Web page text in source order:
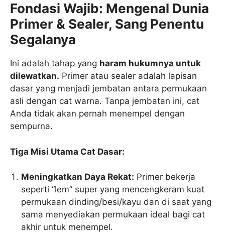
Fondasi Wajib: Mengenal Dunia
Primer & Sealer, Sang Penentu
Segalanya
Ini adalah tahap yang haram hukumnya untuk
dilewatkan. Primer atau sealer adalah lapisan
dasar yang menjadi jembatan antara permukaan
asli dengan cat warna. Tanpa jembatan ini, cat
Anda tidak akan pernah menempel dengan
sempurna.
Tiga Misi Utama Cat Dasar:
Meningkatkan Daya Rekat: Primer bekerja
seperti “lem” super yang mencengkeram kuat
permukaan dinding/besi/kayu dan di saat yang
sama menyediakan permukaan ideal bagi cat
akhir untuk menempel.